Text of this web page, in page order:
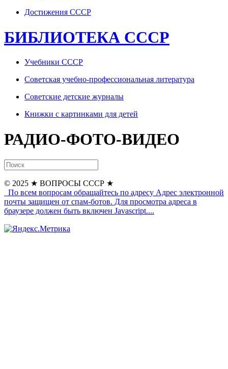
Достижения СССР
БИБЛИОТЕКА СССР
Учебники СССР
Советская учебно-профессиональная литература
Советские детские журналы
Книжки с картинками для детей
РАДИО-ФОТО-ВИДЕО
© 2025 ★ ВОПРОСЫ СССР ★
По всем вопросам обращайтесь по адресу Адрес электронной
почты защищен от спам-ботов. Для просмотра адреса в
браузере должен быть включен Javascript....